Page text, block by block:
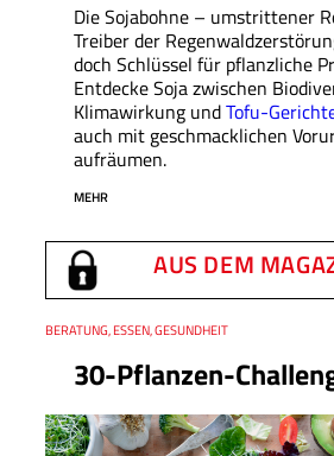
Die Sojabohne – umstrittener
Treiber der
doch Schlüssel für pflanzliche
Entdecke Soja zwischen
Klimawirkung undTofu-
auch mit geschmacklichen
aufräumen.
MEHR
AUS DEM
30-Pflanzen-
Thema
BERATUNG, ESSEN, GESUNDHEIT